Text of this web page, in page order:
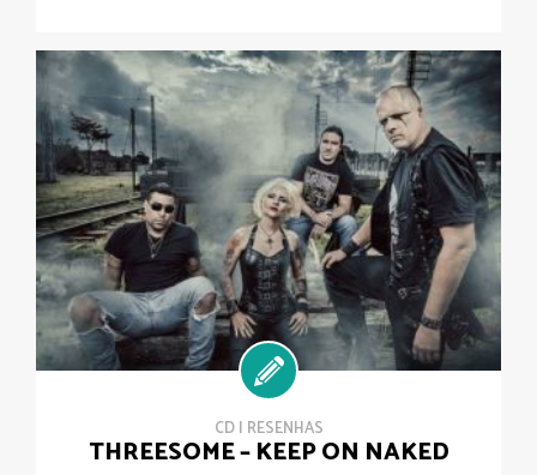
CD| RESENHAS
THREESOME – KEEP ON NAKED